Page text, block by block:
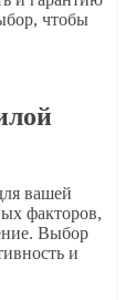
чтобы
вашей
факторов,
Выбор
и